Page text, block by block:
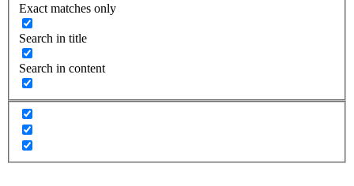
Exact matches only
Search in title
Search in content